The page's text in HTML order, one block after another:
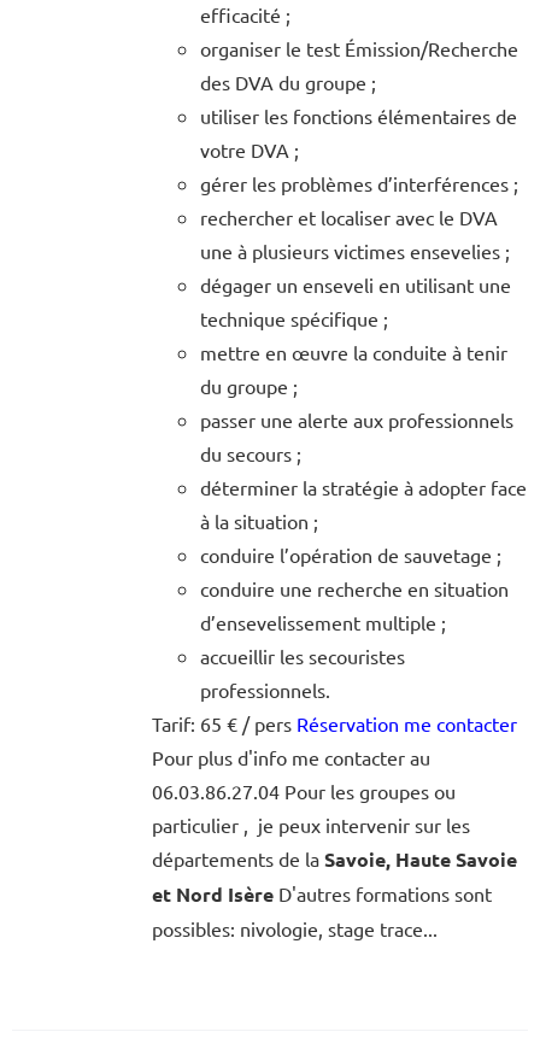
efficacité ;
organiser le test Émission/Recherche
des DVA du groupe ;
utiliser les fonctions élémentaires de
votre DVA ;
gérer les problèmes d’interférences ;
rechercher et localiser avec le DVA
une à plusieurs victimes ensevelies ;
dégager un enseveli en utilisant une
technique spécifique ;
mettre en œuvre la conduite à tenir
du groupe ;
passer une alerte aux professionnels
du secours ;
déterminer la stratégie à adopter face
à la situation ;
conduire l’opération de sauvetage ;
conduire une recherche en situation
d’ensevelissement multiple ;
accueillir les secouristes
professionnels.
Tarif: 65 € / pers Réservation me contacter
Pour plus d'info me contacter au
06.03.86.27.04 Pour les groupes ou
particulier , je peux intervenir sur les
départements de la Savoie, Haute Savoie
et Nord IsèreD'autres formations sont
possibles: nivologie, stage trace...